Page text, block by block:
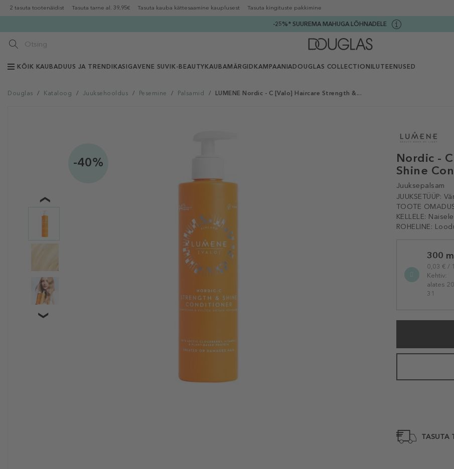
2 tasuta tootenäidist Tasuta tarne al. 39,95€ Tasuta kauba kättesaamine kauplusest Tasuta kingituste pakkimine
-25%* SUUREMA MAHUGA LÕHNADELE
KÕIK KAUBADUUS JA TRENDIKAS IGAVENE SUVI K-BEAUTY KAUBAMÄRGID KAMPAANIADOUGLAS COLLECTION ILUTEENUSED
Douglas / Kataloog / Juuksehooldus / Pesemine / Palsamid / LUMENE Nordic - C [Valo] Haircare Strength &...
-40%
Nordic -
Shine
Juuksepalsam
JUUKSETÜÜP:
TOOTE
KELLELE: Naisele
ROHELINE:
variation300
0,03 € /
Kehtiv:
alates
31
TASUTA